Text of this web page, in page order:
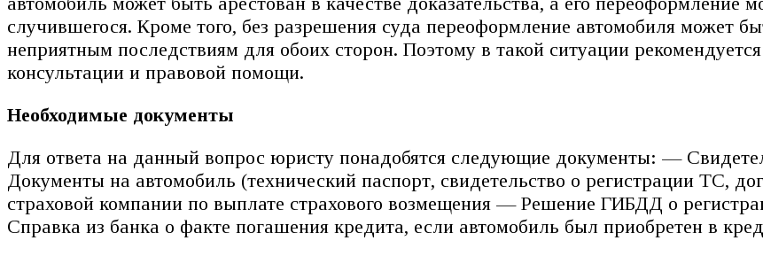
случившегося. Кроме того, без разрешения суда переоформление автомобиля может
неприятным последствиям для обоих сторон. Поэтому в такой ситуации
консультации и правовой помощи.
Необходимые документы
Для ответа на данный вопрос юристу понадобятся следующие документы: —
Документы на автомобиль (технический паспорт, свидетельство о регистрации ТС,
страховой компании по выплате страхового возмещения — Решение ГИБДД о
Справка из банка о факте погашения кредита, если автомобиль был приобретен в